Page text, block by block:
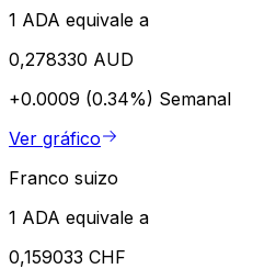
1 ADA equivale a
0,278330 AUD
+0.0009 (0.34%) Semanal
Ver gráfico
Franco suizo
1 ADA equivale a
0,159033 CHF